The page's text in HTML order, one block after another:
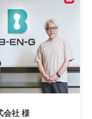
会社 様